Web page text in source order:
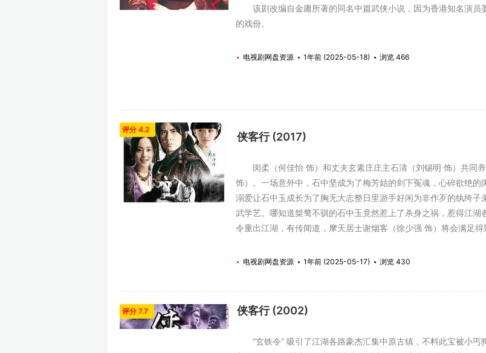
该剧改编自金庸所著的同名中篇武侠小说，因为香港知名演员
的戏份。
电视剧网盘资源 1年前 (2025-05-18) 浏览 466
评分 4.2
侠客行 (2017)
闵柔（何佳怡 饰）和丈夫玄素庄庄主石清（刘锡明 饰）共同
饰）。一场意外中，石中坚成为了梅芳姑的剑下冤魂，心碎欲
溺爱让石中玉成长为了胸无大志整日里游手好闲为非作歹的纨绔
武学艺。哪知道桀骜不驯的石中玉竟然惹上了杀身之祸，惹得江
令重出江湖，有传闻道，摩天居士谢烟客（徐少强 饰）将会满足得
电视剧网盘资源 1年前 (2025-05-17) 浏览 430
评分 7.7 侠客行 (2002)
“玄铁令” 吸引了江湖各路豪杰汇集中原古镇，不料此宝被小丐